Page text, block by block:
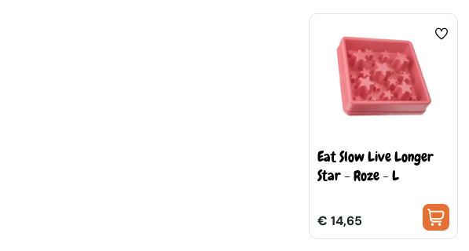
Eat Slow Live Longer
Star - Roze - L
€ 14,65